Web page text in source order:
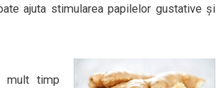
ajuta stimularea papilelor gustative și
mult timp